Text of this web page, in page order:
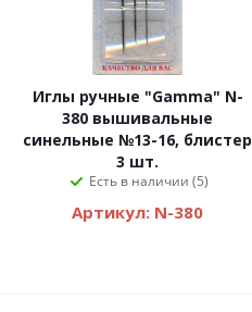
Иглы ручные "Gamma" N-
380 вышивальные
синельные №13-16, блистер
3 шт.
Есть в наличии (5)
Артикул: N-380